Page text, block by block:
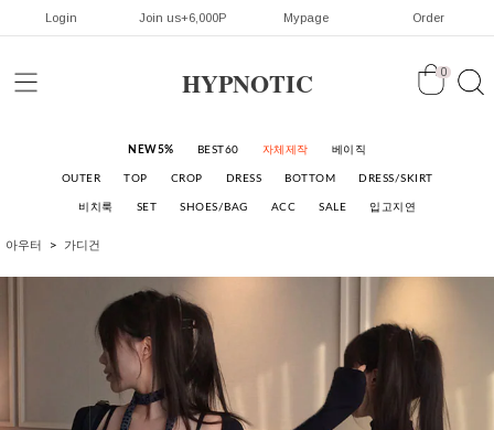
Login Join us+6,000P Mypage Order
HYPNOTIC 0
NEW5% BEST60 자체제작 베이직
OUTER TOP CROP DRESS BOTTOM DRESS/SKIRT
비치룩 SET SHOES/BAG ACC SALE 입고지연
아우터 가디건